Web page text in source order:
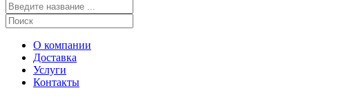
О компании
Доставка
Услуги
Контакты